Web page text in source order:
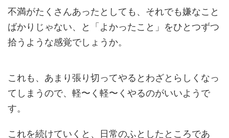
不満がたくさんあったとしても、それでも嫌なこと
ばかりじゃない、と「よかったこと」をひとつずつ
拾うような感覚でしょうか。
これも、あまり張り切ってやるとわざとらしくなっ
てしまうので、軽〜く軽〜くやるのがいいようで
す。
これを続けていくと、日常のふとしたところであ